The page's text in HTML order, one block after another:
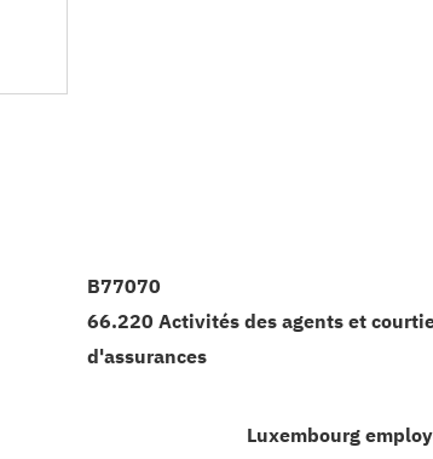
B77070
66.220 Activités des agents et
d'assurances
Luxembourg